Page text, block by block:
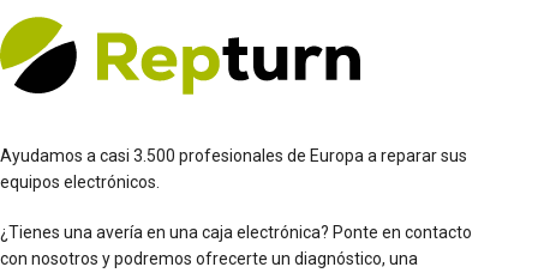
Ayudamos a casi 3.500 profesionales de Europa a reparar sus
equipos electrónicos.
¿Tienes una avería en una caja electrónica? Ponte en contacto
con nosotros y podremos ofrecerte un diagnóstico, una